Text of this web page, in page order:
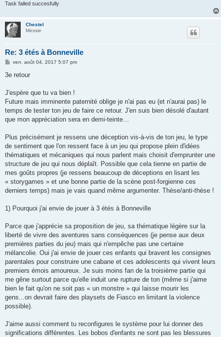
Task failed succesfully
Chestel
Messie
Re: 3 étés à Bonneville
M
s
g
ven. août 04, 2017 5:07 pm
3e retour
J'espère que tu va bien !
Future mais imminente paternité oblige je n'ai pas eu (et n'aurai pas) le
temps de tester ton jeu de faire ce retour. J'en suis bien désolé d'autant
que mon appréciation sera en demi-teinte…
Plus précisément je ressens une déception vis-à-vis de ton jeu, le type
de sentiment que l'on ressent face à un jeu qui propose plein d'idées
thématiques et mécaniques qui nous parlent mais choisit d'emprunter une
structure de jeu qui nous déplaît. Possible que cela tienne en partie de
mes goûts propres (je ressens beaucoup de déceptions en lisant les
« storygames » et une bonne partie de la scène post-forgienne ces
derniers temps) mais je vais quand même argumenter. Thèse/anti-thèse !
1) Pourquoi j'ai envie de jouer à 3 étés à Bonneville
Parce que j'apprécie sa proposition de jeu, sa thématique légère sur la
liberté de vivre des aventures sans conséquences (je pense aux deux
premières parties du jeu) mais qui n'empêche pas une certaine
mélancolie. Oui j'ai envie de jouer ces enfants qui bravent les consignes
parentales pour construire une cabane et ces adolescents qui vivent leurs
premiers émois amoureux. Je suis moins fan de la troisième partie qui
me gêne surtout parce qu'elle induit une rupture de ton (même si j'aime
bien le fait qu'on ne soit pas « un monstre » qui laisse mourir les
gens...on devrait faire des playsets de Fiasco en limitant la violence
possible).
J'aime aussi comment tu reconfigures le système pour lui donner des
significations différentes. Les bobos d'enfants ne sont pas les blessures